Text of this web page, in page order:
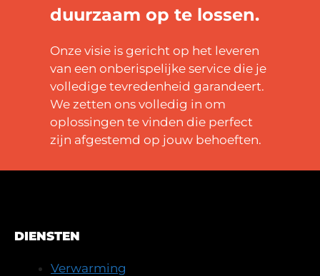
duurzaam op te lossen.
Onze visie is gericht op het leveren
van een onberispelijke service die je
volledige tevredenheid garandeert.
We zetten ons volledig in om
oplossingen te vinden die perfect
zijn afgestemd op jouw behoeften.
DIENSTEN
Verwarming